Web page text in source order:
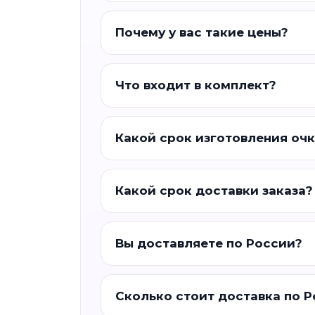
Почему у вас такие цены?
Что входит в комплект?
Какой срок изготовления
Какой срок доставки заказа?
Вы доставляете по России?
Сколько стоит доставка по